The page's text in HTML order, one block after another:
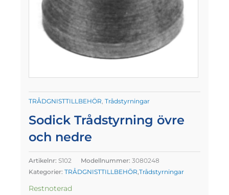
TRÅDGNISTTILLBEHÖR Trådstyrningar
Sodick Trådstyrning övre
och nedre
Artikelnr: S102 Modellnummer: 3080248
Kategorier: TRÅDGNISTTILLBEHÖR,Trådstyrningar
Restnoterad